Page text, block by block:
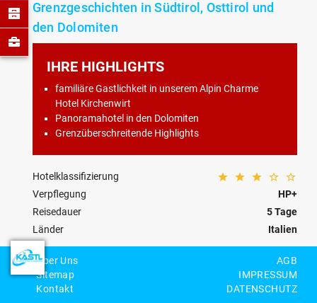
Grenzgeschichten in Südtirol, Osttirol und
den Dolomiten
IHRE HIGHLIGHTS
familiäre Gastlichkeit in unserem Alpin Charme
Hotel Kirchenwirt
Panoramahotel in den Dolomiten
Grenzüberschreitende Highlights
Hotelklassifizierung
Verpflegung
HP+
Reisedauer
5 Tage
Länder
Italien
Kategorie
Kurz- und Standort
Reisecode
IT-01-H-0016
Über Uns
Sitemap
Kontakt
AGB
IMPRESSUM
DATENSCHUTZ